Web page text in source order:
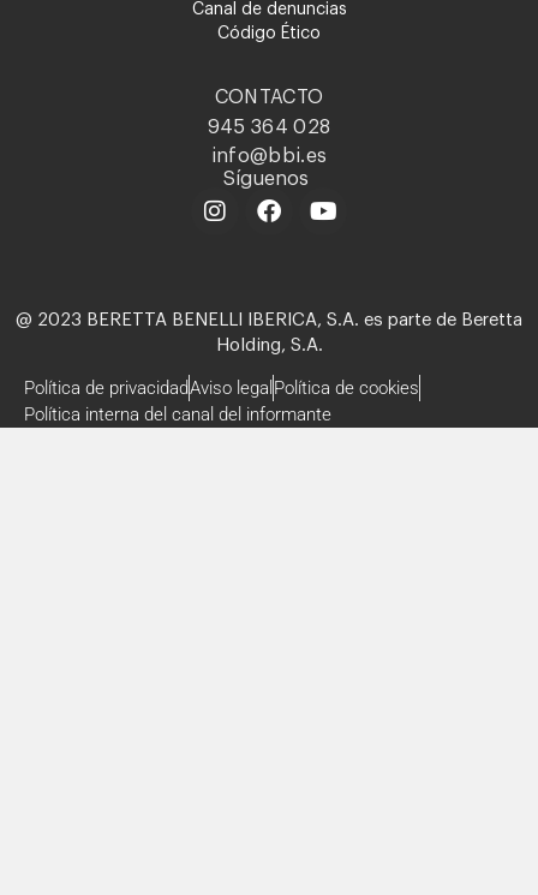
Canal de denuncias
Código Ético
CONTACTO
945 364 028
info@bbi.es
Síguenos
@ 2023 BERETTA BENELLI IBERICA, S.A. es parte de Beretta
Holding, S.A.
Política de privacidadAviso legal Política de cookies
Política interna del canal del informante